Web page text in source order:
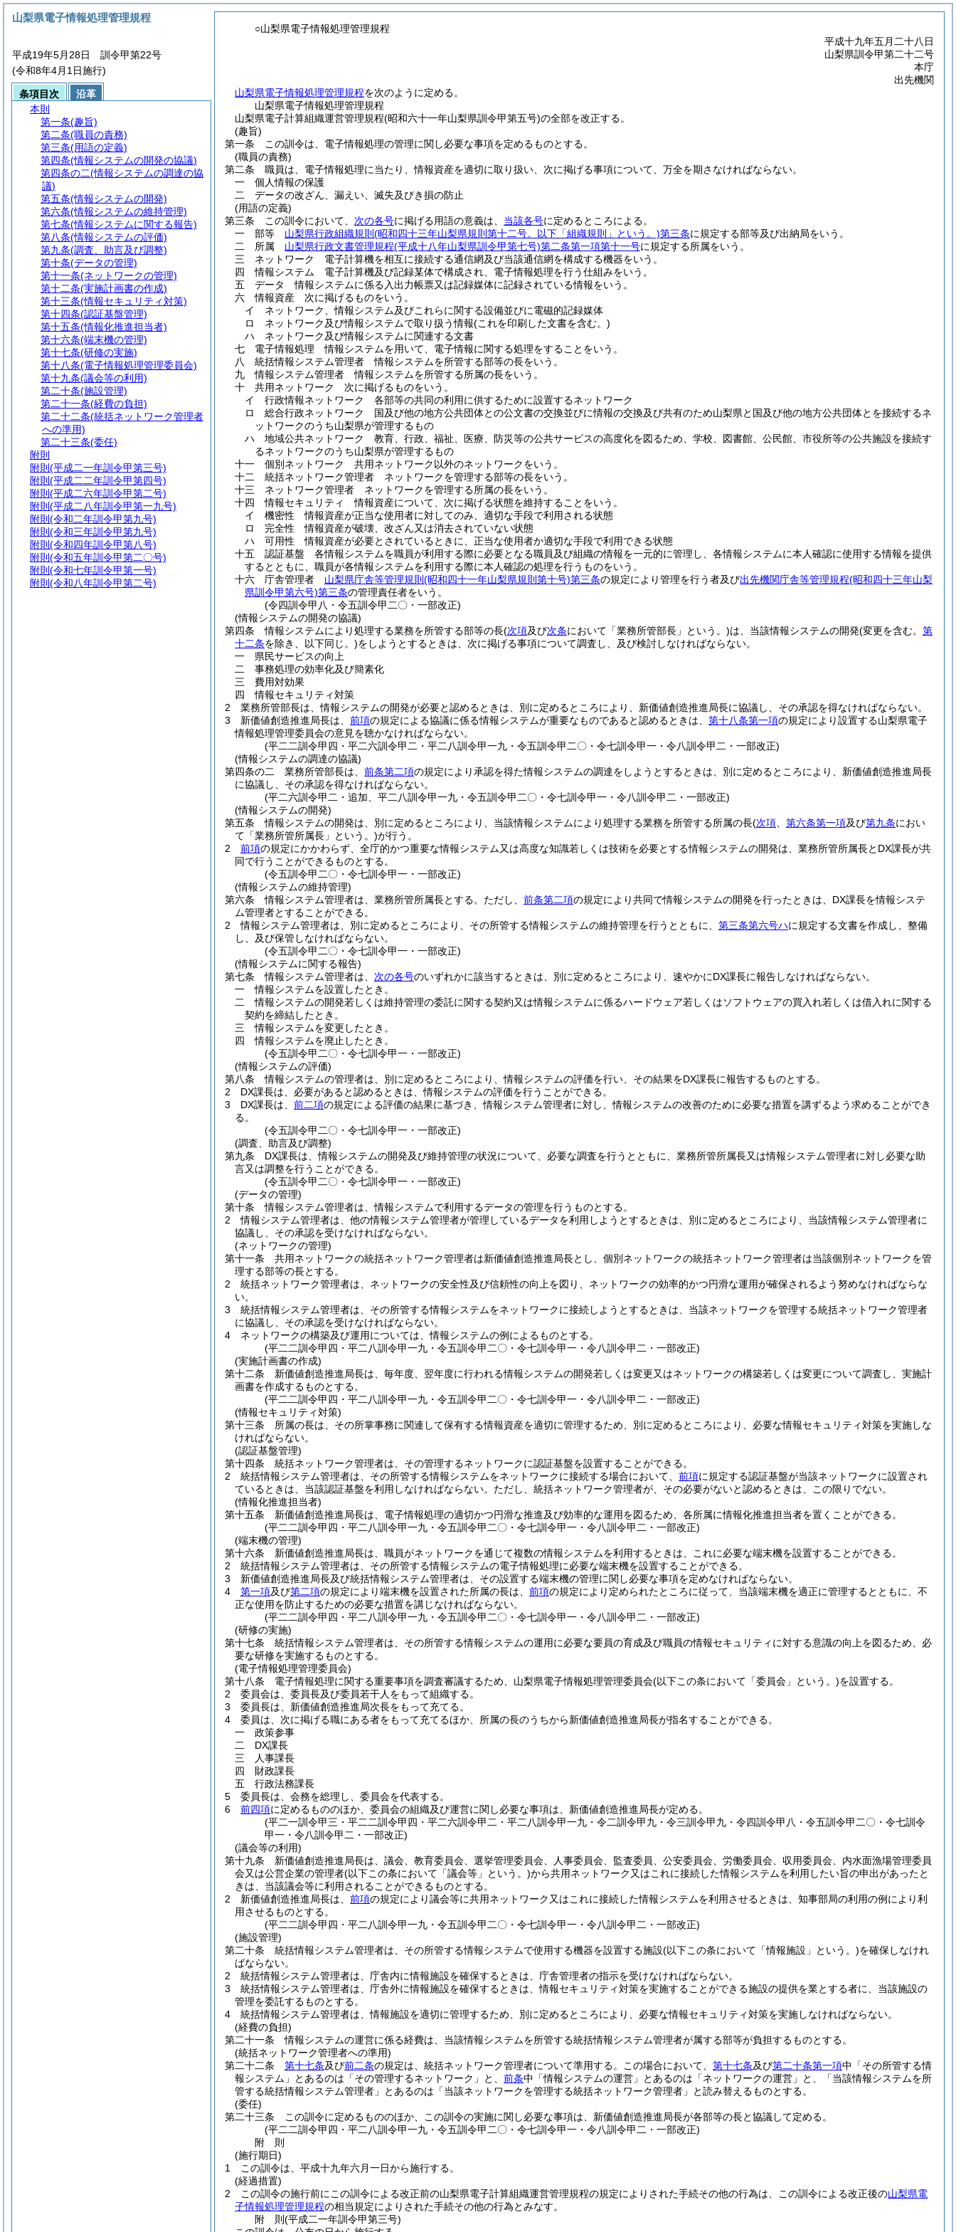
○山梨県電子情報処理管理規程
平成十九年五月二十八日
山梨県訓令甲第二十二号
本庁
出先機関
山梨県電子情報処理管理規程を次のように定める。
山梨県電子情報処理管理規程
山梨県電子計算組織運営管理規程(昭和六十一年山梨県訓令甲第五号)の全部を改正する。
(趣旨)
第一条
この訓令は、電子情報処理の管理に関し必要な事項を定めるものとする。
(職員の責務)
第二条
職員は、電子情報処理に当たり、情報資産を適切に取り扱い、次に掲げる事項について、万全を期さなければならない。
一
個人情報の保護
二
データの改ざん、漏えい、滅失及びき損の防止
(用語の定義)
第三条
この訓令において、 次の各号に掲げる用語の意義は、 当該各号に定めるところによる。
一
部等 山梨県行政組織規則 (昭和四十三年山梨県規則第十二号。以下「組織規則」という。)第三条に規定する部等及び出納局をいう。
二
所属 山梨県行政文書管理規程(平成十八年山梨県訓令甲第七号)第二条第一項第十一号に規定する所属をいう。
三
ネットワーク 電子計算機を相互に接続する通信網及び当該通信網を構成する機器をいう。
四
情報システム 電子計算機及び記録某体で構成され、電子情報処理を行う仕組みをいう。
五
データ 情報システムに係る入出力帳票又は記録媒体に記録されている情報をいう。
六
情報資産 次に掲げるものをいう。
イ
ネットワーク、情報システム及びこれらに関する設備並びに電磁的記録媒体
ロ
ネットワーク及び情報システムで取り扱う情報(これを印刷した文書を含む。)
ハ
ネットワーク及び情報システムに関連する文書
七
電子情報処理 情報システムを用いて、電子情報に関する処理をすることをいう。
八
統括情報システム管理者 情報システムを所管する部等の長をいう。
九
情報システム管理者 情報システムを所管する所属の長をいう。
十
共用ネットワーク 次に掲げるものをいう。
イ
行政情報ネットワーク 各部等の共同の利用に供するために設置するネットワーク
ロ
総合行政ネットワーク 国及び他の地方公共団体との公文書の交換並びに情報の交換及び共有のため山梨県と国及び他の地方公共団体とを接続するネ
ットワークのうち山梨県が管理するもの
ハ
地域公共ネットワーク 教育、行政、福祉、医療、防災等の公共サービスの高度化を図るため、学校、図書館、公民館、市役所等の公共施設を接続す
るネットワークのうち山梨県が管理するもの
十一
個別ネットワーク 共用ネットワーク以外のネットワークをいう。
十二
統括ネットワーク管理者 ネットワークを管理する部等の長をいう。
十三
ネットワーク管理者 ネットワークを管理する所属の長をいう。
十四
情報セキュリティ 情報資産について、次に掲げる状態を維持することをいう。
イ
機密性 情報資産が正当な使用者に対してのみ、適切な手段で利用される状態
ロ
完全性 情報資産が破壊、改ざん又は消去されていない状態
ハ
可用性 情報資産が必要とされているときに、正当な使用者か適切な手段で利用できる状態
十五
認証基盤 各情報システムを職員が利用する際に必要となる職員及び組織の情報を一元的に管理し、各情報システムに本人確認に使用する情報を提供
するとともに、職員が各情報システムを利用する際に本人確認の処理を行うものをいう。
十六
庁舎管理者 山梨県庁舎等管理規則 (昭和四十一年山梨県規則第十号)第三条の規定により管理を行う者及び出先機関庁舎等管理規程(昭和四十三年山梨
県訓令甲第六号)第三条の管理責任者をいう。
(令四訓令甲八・令五訓令甲二〇・一部改正)
(情報システムの開発の協議)
第四条
情報システムにより処理する業務を所管する部等の長(次項及び次条において「業務所管部長」という。)は、当該情報システムの開発(変更を含む。 第
十二条を除き、以下同じ。)をしようとするときは、次に掲げる事項について調査し、及び検討しなければならない。
一
県民サービスの向上
二
事務処理の効率化及び簡素化
三
費用対効果
四
情報セキュリティ対策
2
業務所管部長は、情報システムの開発が必要と認めるときは、別に定めるところにより、新価値創造推進局長に協議し、その承認を得なければならない。
3
新価値創造推進局長は、 前項の規定による協議に係る情報システムが重要なものであると認めるときは、 第十八条第一項の規定により設置する山梨県電子
情報処理管理委員会の意見を聴かなければならない。
(平二二訓令甲四・平二六訓令甲二・平二八訓令甲一九・令五訓令甲二〇・令七訓令甲一・令八訓令甲二・一部改正)
(情報システムの調達の協議)
第四条の二
業務所管部長は、 前条第二項の規定により承認を得た情報システムの調達をしようとするときは、別に定めるところにより、新価値創造推進局長
に協議し、その承認を得なければならない。
(平二六訓令甲二・追加、平二八訓令甲一九・令五訓令甲二〇・令七訓令甲一・令八訓令甲二・一部改正)
(情報システムの開発)
第五条
情報システムの開発は、別に定めるところにより、当該情報システムにより処理する業務を所管する所属の長(次項 第六条第一項及び第九条におい
て「業務所管所属長」という。)が行う。
2
前項の規定にかかわらず、全庁的かつ重要な情報システム又は高度な知識若しくは技術を必要とする情報システムの開発は、業務所管所属長とDX課長が共
同で行うことができるものとする。
(令五訓令甲二〇・令七訓令甲一・一部改正)
(情報システムの維持管理)
第六条
情報システム管理者は、業務所管所属長とする。 ただし、 前条第二項の規定により共同で情報システムの開発を行ったときは、DX課長を情報システ
ム管理者とすることができる。
2
情報システム管理者は、別に定めるところにより、その所管する情報システムの維持管理を行うとともに、 第三条第六号ハに規定する文書を作成し、整備
し、及び保管しなければならない。
(令五訓令甲二〇・令七訓令甲一・一部改正)
(情報システムに関する報告)
第七条
情報システム管理者は、 次の各号のいずれかに該当するときは、別に定めるところにより、速やかにDX課長に報告しなければならない。
一
情報システムを設置したとき。
二
情報システムの開発若しくは維持管理の委託に関する契約又は情報システムに係るハードウェア若しくはソフトウェアの買入れ若しくは借入れに関する
契約を締結したとき。
三
情報システムを変更したとき。
四
情報システムを廃止したとき。
(令五訓令甲二〇・令七訓令甲一・一部改正)
(情報システムの評価)
第八条
情報システムの管理者は、別に定めるところにより、情報システムの評価を行い、その結果をDX課長に報告するものとする。
2
DX課長は、必要があると認めるときは、情報システムの評価を行うことができる。
3
DX課長は、 前二項の規定による評価の結果に基づき、情報システム管理者に対し、情報システムの改善のために必要な措置を講ずるよう求めることができ
る。
(令五訓令甲二〇・令七訓令甲一・一部改正)
(調査、助言及び調整)
第九条
DX課長は、情報システムの開発及び維持管理の状況について、必要な調査を行うとともに、業務所管所属長又は情報システム管理者に対し必要な助
言又は調整を行うことができる。
(令五訓令甲二〇・令七訓令甲一・一部改正)
(データの管理)
第十条
情報システム管理者は、情報システムで利用するデータの管理を行うものとする。
2
情報システム管理者は、他の情報システム管理者が管理しているデータを利用しようとするときは、別に定めるところにより、当該情報システム管理者に
協議し、その承認を受けなければならない。
(ネットワークの管理)
第十一条
共用ネットワークの統括ネットワーク管理者は新価値創造推進局長とし、個別ネットワークの統括ネットワーク管理者は当該個別ネットワークを管
理する部等の長とする。
2
統括ネットワーク管理者は、ネットワークの安全性及び信頼性の向上を図り、ネットワークの効率的かつ円滑な運用が確保されるよう努めなければならな
い。
3
統括情報システム管理者は、その所管する情報システムをネットワークに接続しようとするときは、当該ネットワークを管理する統括ネットワーク管理者
に協議し、その承認を受けなければならない。
4
ネットワークの構築及び運用については、情報システムの例によるものとする。
(平二二訓令甲四・平二八訓令甲一九・令五訓令甲二〇・令七訓令甲一・令八訓令甲二・一部改正)
(実施計画書の作成)
第十二条
新価値創造推進局長は、毎年度、翌年度に行われる情報システムの開発若しくは変更又はネットワークの構築若しくは変更について調査し、実施計
画書を作成するものとする。
(平二二訓令甲四・平二八訓令甲一九・令五訓令甲二〇・令七訓令甲一・令八訓令甲二・一部改正)
(情報セキュリティ対策)
第十三条
所属の長は、その所掌事務に関連して保有する情報資産を適切に管理するため、別に定めるところにより、必要な情報セキュリティ対策を実施しな
ければならない。
(認証基盤管理)
第十四条
統括ネットワーク管理者は、その管理するネットワークに認証基盤を設置することができる。
2
統括情報システム管理者は、その所管する情報システムをネットワークに接続する場合において、 前項に規定する認証基盤が当該ネットワークに設置され
ているときは、当該認証基盤を利用しなければならない。 ただし、統括ネットワーク管理者が、その必要がないと認めるときは、この限りでない。
(情報化推進担当者)
第十五条
新価値創造推進局長は、電子情報処理の適切かつ円滑な推進及び効率的な運用を図るため、各所属に情報化推進担当者を置くことができる。
(平二二訓令甲四・平二八訓令甲一九・令五訓令甲二〇・令七訓令甲一・令八訓令甲二・一部改正)
(端末機の管理)
第十六条
新価値創造推進局長は、職員がネットワークを通じて複数の情報システムを利用するときは、これに必要な端末機を設置することができる。
2
統括情報システム管理者は、その所管する情報システムの電子情報処理に必要な端末機を設置することができる。
3
新価値創造推進局長及び統括情報システム管理者は、その設置する端末機の管理に関し必要な事項を定めなければならない。
4
第一項及び第二項の規定により端末機を設置された所属の長は、 前項の規定により定められたところに従って、当該端末機を適正に管理するとともに、不
正な使用を防止するための必要な措置を講じなければならない。
(平二二訓令甲四・平二八訓令甲一九・令五訓令甲二〇・令七訓令甲一・令八訓令甲二・一部改正)
(研修の実施)
第十七条
統括情報システム管理者は、その所管する情報システムの運用に必要な要員の育成及び職員の情報セキュリティに対する意識の向上を図るため、必
要な研修を実施するものとする。
(電子情報処理管理委員会)
第十八条
電子情報処理に関する重要事項を調査審議するため、山梨県電子情報処理管理委員会(以下この条において「委員会」という。)を設置する。
2
委員会は、委員長及び委員若干人をもって組織する。
3
委員長は、新価値創造推進局次長をもって充てる。
4
委員は、次に掲げる職にある者をもって充てるほか、所属の長のうちから新価値創造推進局長が指名することができる。
一
政策参事
二
DX課長
三
人事課長
四
財政課長
五
行政法務課長
5
委員長は、会務を総理し、委員会を代表する。
6
前四項に定めるもののほか、委員会の組織及び運営に関し必要な事項は、新価値創造推進局長が定める。
(平二一訓令甲三・平二二訓令甲四・平二六訓令甲二・平二八訓令甲一九・令二訓令甲九・令三訓令甲九・令四訓令甲八・令五訓令甲二〇・令七訓令
甲一・令八訓令甲二・一部改正)
(議会等の利用)
第十九条
新価値創造推進局長は、議会、教育委員会、選挙管理委員会、人事委員会、監査委員、公安委員会、労働委員会、収用委員会、内水面漁場管理委員
会又は公営企業の管理者(以下この条において「議会等」という。)から共用ネットワーク又はこれに接続した情報システムを利用したい旨の申出があったと
きは、当該議会等に利用されることができるものとする。
2
新価値創造推進局長は、 前項の規定により議会等に共用ネットワーク又はこれに接続した情報システムを利用させるときは、知事部局の利用の例により利
用させるものとする。
(平二二訓令甲四・平二八訓令甲一九・令五訓令甲二〇・令七訓令甲一・令八訓令甲二・一部改正)
(施設管理)
第二十条
統括情報システム管理者は、その所管する情報システムで使用する機器を設置する施設(以下この条において「情報施設」という。)を確保しなけれ
ばならない。
2
統括情報システム管理者は、庁舎内に情報施設を確保するときは、庁舎管理者の指示を受けなければならない。
3
統括情報システム管理者は、庁舎外に情報施設を確保するときは、情報セキュリティ対策を実施することができる施設の提供を業とする者に、当該施設の
管理を委託するものとする。
4
統括情報システム管理者は、情報施設を適切に管理するため、別に定めるところにより、必要な情報セキュリティ対策を実施しなければならない。
(経費の負担)
第二十一条
情報システムの運営に係る経費は、当該情報システムを所管する統括情報システム管理者が属する部等が負担するものとする。
(統括ネットワーク管理者への準用)
第二十二条
第十七条及び前二条の規定は、統括ネットワーク管理者について準用する。 この場合において、 第十七条及び第二十条第一項中「その所管する情
報システム」とあるのは「その管理するネットワーク」と、 前条中「情報システムの運営」とあるのは「ネットワークの運営」と、「当該情報システムを所
管する統括情報システム管理者」とあるのは「当該ネットワークを管理する統括ネットワーク管理者」と読み替えるものとする。
(委任)
第二十三条
この訓令に定めるもののほか、この訓令の実施に関し必要な事項は、新価値創造推進局長が各部等の長と協議して定める。
(平二二訓令甲四・平二八訓令甲一九・令五訓令甲二〇・令七訓令甲一・令八訓令甲二・一部改正)
附 則
(施行期日)
1
この訓令は、平成十九年六月一日から施行する。
(経過措置)
2
この訓令の施行前にこの訓令による改正前の山梨県電子計算組織運営管理規程の規定によりされた手続その他の行為は、この訓令による改正後の山梨県電
子情報処理管理規程の相当規定によりされた手続その他の行為とみなす。
附 則(平成二一年訓令甲第三号)
山梨県電子情報処理管理規程
平成19年5月28日 訓令甲第22号
(令和8年4月1日施行)
条項目次
沿革
本則
第一条(趣旨)
第二条(職員の責務)
第三条(用語の定義)
第四条(情報システムの開発の協議)
第四条の二(情報システムの調達の協
議)
第五条(情報システムの開発)
第六条(情報システムの維持管理)
第七条(情報システムに関する報告)
第八条(情報システムの評価)
第九条(調査、助言及び調整)
第十条(データの管理)
第十一条(ネットワークの管理)
第十二条(実施計画書の作成)
第十三条(情報セキュリティ対策)
第十四条(認証基盤管理)
第十五条(情報化推進担当者)
第十六条(端末機の管理)
第十七条(研修の実施)
第十八条(電子情報処理管理委員会)
第十九条(議会等の利用)
第二十条(施設管理)
第二十一条(経費の負担)
第二十二条(統括ネットワーク管理者
への準用)
第二十三条(委任)
附則
附則 (平成二一年訓令甲第三号)
附則 (平成二二年訓令甲第四号)
附則 (平成二六年訓令甲第二号)
附則 (平成二八年訓令甲第一九号)
附則 (令和二年訓令甲第九号)
附則 (令和三年訓令甲第九号)
附則 (令和四年訓令甲第八号)
附則 (令和五年訓令甲第二〇号)
附則 (令和七年訓令甲第一号)
附則 (令和八年訓令甲第二号)